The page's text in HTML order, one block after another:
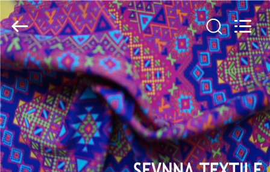
घर
उत्पादों
वीआर
दिखाएँ
2026
SEVNNA
TEXTILE.
All
Rights
Reserved.